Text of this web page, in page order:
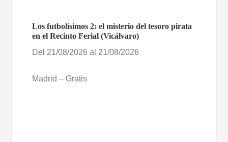
Los futbolísimos 2: el misterio del tesoro pirata
en el Recinto Ferial (Vicálvaro)
Del 21/08/2026 al 21/08/2026
Madrid – Gratis